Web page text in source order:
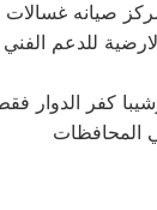
صيانه غسالات
للدعم الفني
كفر الدوار فقط